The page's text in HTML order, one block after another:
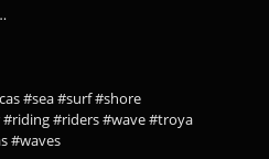
#sea #surf #shore
#riders #wave #troya
#waves